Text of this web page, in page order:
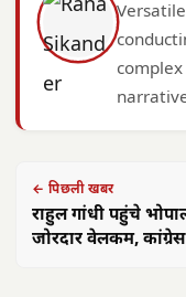
← पिछली खबर
राहुल गांधी पहुंचे
जोरदार वेलकम, कांग्रेस